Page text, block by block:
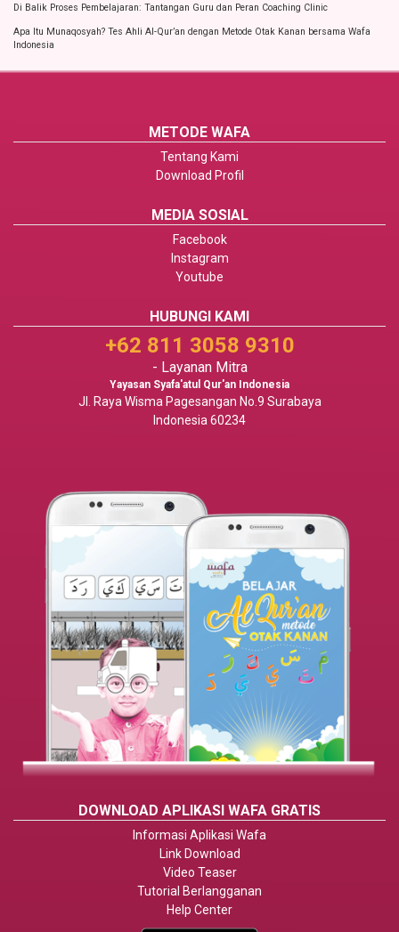
Di Balik Proses Pembelajaran: Tantangan Guru dan Peran Coaching Clinic
Apa Itu Munaqosyah? Tes Ahli Al-Qur’an dengan Metode Otak Kanan bersama Wafa
Indonesia
METODE WAFA
Tentang Kami
Download Profil
MEDIA SOSIAL
Facebook
Instagram
Youtube
HUBUNGI KAMI
+62 811 3058 9310
- Layanan Mitra
Yayasan Syafa'atul Qur'an Indonesia
Jl. Raya Wisma Pagesangan No.9 Surabaya
Indonesia 60234
DOWNLOAD APLIKASI WAFA GRATIS
Informasi Aplikasi Wafa
Link Download
Video Teaser
Tutorial Berlangganan
Help Center